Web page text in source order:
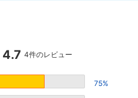
4.7
4.7 4件のレビュー
75%